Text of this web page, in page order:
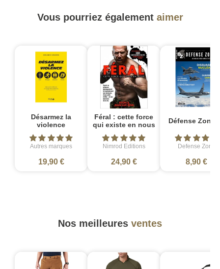
Vous pourriez également aimer
Désarmez la
violence
Autres marques
19,90 €
Féral : cette force
qui existe en nous
Nimrod Editions
24,90 €
Défense Zone
Defense Zone
8,90 €
Nos meilleures ventes